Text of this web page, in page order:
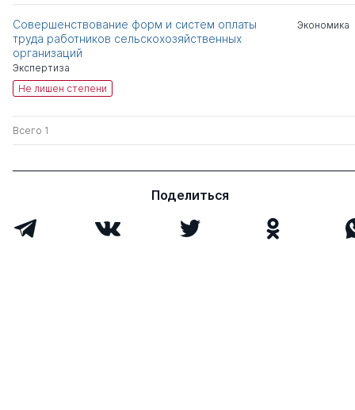
Совершенствование форм и систем оплаты
труда работников сельскохозяйственных
организаций
Экспертиза
Не лишен степени
Экономика
Всего 1
Поделиться